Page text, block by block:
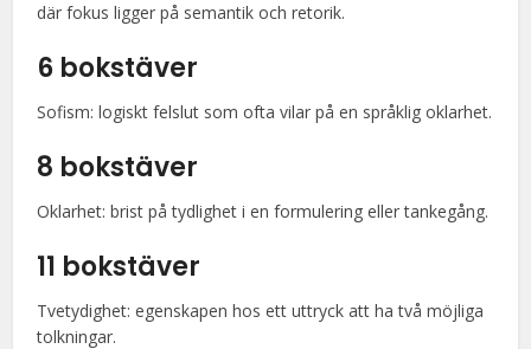
där fokus ligger på semantik och retorik.
6 bokstäver
Sofism: logiskt felslut som ofta vilar på en språklig oklarhet.
8 bokstäver
Oklarhet: brist på tydlighet i en formulering eller tankegång.
11 bokstäver
Tvetydighet: egenskapen hos ett uttryck att ha två möjliga
tolkningar.